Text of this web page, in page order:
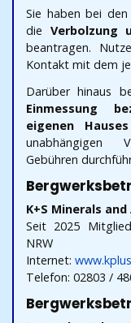
Sie haben bei
die Verbolzung
beantragen.
Kontakt mit dem
Darüber hinaus
Einmessung
eigenen Hauses
unabhängigen
Gebühren
K+S Minerals
Seit 2025
NRW
Internet:
Telefon: 02803 /